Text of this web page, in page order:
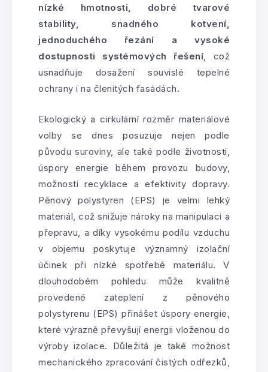
nízké hmotnosti, dobré tvarové
stability, snadného kotvení,
jednoduchého řezání a vysoké
dostupnosti systémových řešení, což
usnadňuje dosažení souvislé tepelné
ochrany i na členitých fasádách.
Ekologický a cirkulární rozměr materiálové
volby se dnes posuzuje nejen podle
původu suroviny, ale také podle životnosti,
úspory energie během provozu budovy,
možnosti recyklace a efektivity dopravy.
Pěnový polystyren (EPS) je velmi lehký
materiál, což snižuje nároky na manipulaci a
přepravu, a díky vysokému podílu vzduchu
v objemu poskytuje významný izolační
účinek při nízké spotřebě materiálu. V
dlouhodobém pohledu může kvalitně
provedené zateplení z pěnového
polystyrenu (EPS) přinášet úspory energie,
které výrazně převyšují energii vloženou do
výroby izolace. Důležitá je také možnost
mechanického zpracování čistých odřezků,